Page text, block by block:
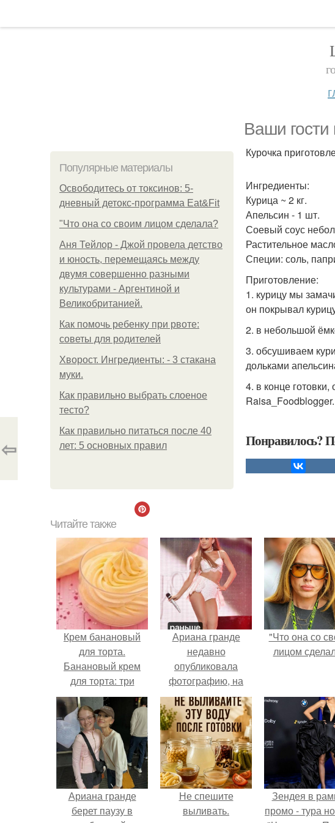
Ваши гости
Популярные материалы
Освободитесь от токсинов: 5-
дневный детокс-программа Eat&Fit
"Что она со своим лицом сделала?
Аня Тейлор - Джой провела детство
и юность, перемещаясь между
двумя совершенно разными
культурами - Аргентиной и
Великобританией.
Как помочь ребенку при рвоте:
советы для родителей
Хворост. Ингредиенты: - 3 стакана
муки.
Как правильно выбрать слоеное
тесто?
Как правильно питаться после 40
лет: 5 основных правил
Курочка
Ингредиенты:
Курица ~ 2 кг.
Апельсин - 1 шт.
Соевый соус
Растительное
Специи: соль,
Приготовление:
1. курицу мы
он покрывал
2. в небольшой
3. обсушиваем
дольками
4. в конце
Raisa_Foodblogger.
Понравилось?
⇦
Читайте также
Крем банановый
для торта.
Банановый крем
для торта: три
рецепта как
приготовить.
Ариана гранде
недавно
опубликовала
фотографию, на
которой она
запечатлена вместе
с одной из своих
поклонниц.
"Что она со
лицом
Ариана гранде
берет паузу в
Не спешите
выливать.
Зендея в
промо - тура